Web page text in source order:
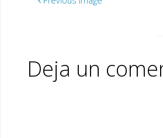
Deja un